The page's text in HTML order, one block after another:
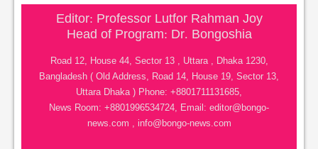
নোয়াখালীতে সাংবাদিকদের মধ্যে প্রীতি ফুটবল ম্যাচ
সোমবার ● ৩ আগস্ট ২০২৬
পালিয়ে যাওয়ার রাজনীতি থেকে আমাদের বেরিয়ে আসতে
হবে– বরকত উল্যাহ বুলু
Editor: Professor Lutfor Rahman Joy
Head of Program: Dr. Bongoshia
Road 12, House 44, Sector 13 , Uttara , Dhaka 1230,
Bangladesh ( Old Address, Road 14, House 19, Sector 13,
Uttara Dhaka ) Phone: +8801711131685,
News Room: +8801996534724, Email: editor@bongo-
news.com
info@bongo-news.com